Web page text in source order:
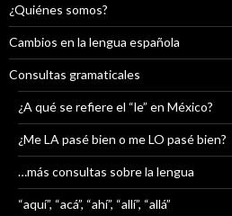
¿Quiénes somos?
Cambios en la lengua española
Consultas gramaticales
¿A qué se refiere el “le” en México?
¿Me LA pasé bien o me LO pasé bien?
…más consultas sobre la lengua
“aquí”, “acá”, “ahí”, “allí”, “allá”